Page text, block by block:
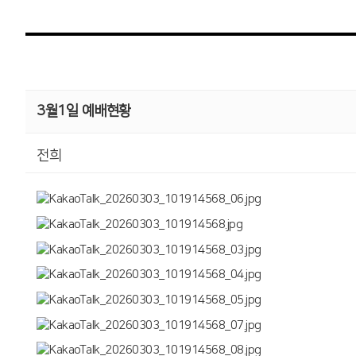
3월1일 예배현황
전희